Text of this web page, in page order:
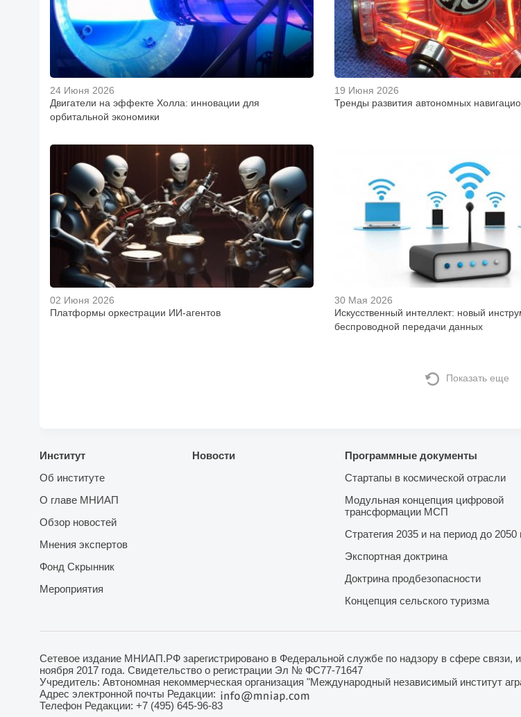
24 Июня 2026
Двигатели на эффекте Холла: инновации для
орбитальной экономики
19 Июня 2026
Тренды развития автономных
02 Июня 2026
Платформы оркестрации ИИ-агентов
30 Мая 2026
Искусственный интеллект: новый
беспроводной передачи данных
Показать еще
Институт
Об институте
О главе МНИАП
Обзор новостей
Мнения экспертов
Фонд Скрынник
Мероприятия
Новости
Программные документы
Стартапы в космической отрасли
Модульная концепция цифровой
трансформации МСП
Стратегия 2035 и на период до 2050
Экспортная доктрина
Доктрина продбезопасности
Концепция сельского туризма
Сетевое издание МНИАП.РФ зарегистрировано в Федеральной службе по надзору в сфере связи,
ноября 2017 года. Свидетельство о регистрации Эл № ФС77-71647
Учредитель: Автономная некоммерческая организация "Международный независимый институт
Адрес электронной почты Редакции:
Телефон Редакции: +7 (495) 645-96-83